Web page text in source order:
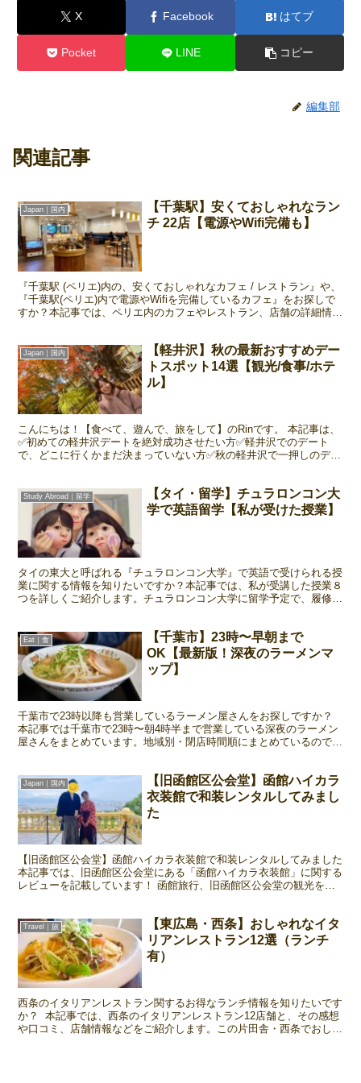
X Facebook はてブ
Pocket LINE コピー
編集部
関連記事
Japan｜国内
【千葉駅】安くておしゃれなラン
チ 22店【電源やWifi完備も】
『千葉駅 (ペリエ)内の、安くておしゃれなカフェ / レストラン』や、
『千葉駅(ペリエ)内で電源やWifiを完備しているカフェ』をお探しで
すか？本記事では、ペリエ内のカフェやレストラン、店舗の詳細情報
Japan｜国内
【軽井沢】秋の最新おすすめデー
トスポット14選【観光/食事/ホテ
ル】
こんにちは！【食べて、遊んで、旅をして】のRinです。 本記事は、
✅初めての軽井沢デートを絶対成功させたい方✅軽井沢でのデート
で、どこに行くかまだ決まっていない方✅秋の軽井沢で一押しのデー
Study Abroad｜留学
【タイ・留学】チュラロンコン大
学で英語留学【私が受けた授業】
タイの東大と呼ばれる『チュラロンコン大学』で英語で受けられる授
業に関する情報を知りたいですか？本記事では、私が受講した授業８
つを詳しくご紹介します。チュラロンコン大学に留学予定で、履修登
Eat｜食
【千葉市】23時〜早朝まで
OK【最新版！深夜のラーメンマ
ップ】
千葉市で23時以降も営業しているラーメン屋さんをお探しですか？
本記事では千葉市で23時〜朝4時半まで営業している深夜のラーメン
屋さんをまとめています。地域別・閉店時間順にまとめているので、
Japan｜国内
【旧函館区公会堂】函館ハイカラ
衣装館で和装レンタルしてみまし
た
【旧函館区公会堂】函館ハイカラ衣装館で和装レンタルしてみました
本記事では、旧函館区公会堂にある「函館ハイカラ衣装館」に関する
レビューを記載しています！ 函館旅行、旧函館区公会堂の観光を予
Travel｜旅
【東広島・西条】おしゃれなイタ
リアンレストラン12選（ランチ
有）
西条のイタリアンレストラン関するお得なランチ情報を知りたいです
か？ 本記事では、西条のイタリアンレストラン12店舗と、その感想
や口コミ、店舗情報などをご紹介します。この片田舎・西条でおしゃ